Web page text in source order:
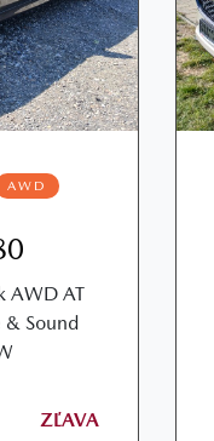
AWD
AWD AT
Sound
ZĽAVA